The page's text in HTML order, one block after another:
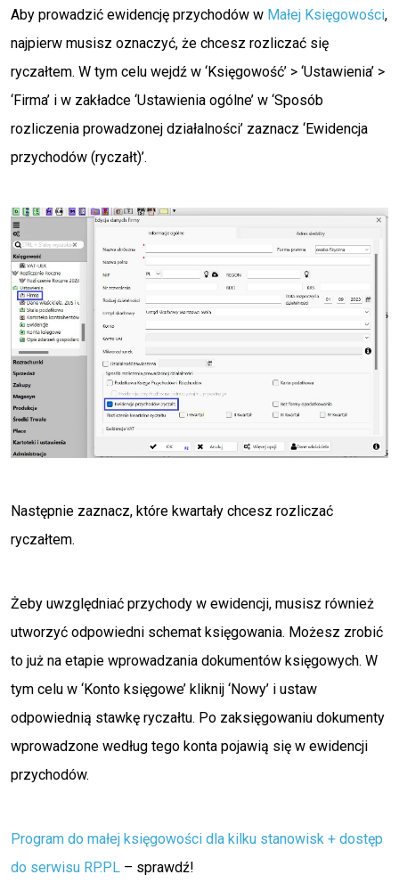
Aby prowadzić ewidencję przychodów w Małej Księgowości,
najpierw musisz oznaczyć, że chcesz rozliczać się
ryczałtem. W tym celu wejdź w ‘Księgowość’ > ‘Ustawienia’ >
‘Firma’ i w zakładce ‘Ustawienia ogólne’ w ‘Sposób
rozliczenia prowadzonej działalności’ zaznacz ‘Ewidencja
przychodów (ryczałt)’.
Następnie zaznacz, które kwartały chcesz rozliczać
ryczałtem.
Żeby uwzględniać przychody w ewidencji, musisz również
utworzyć odpowiedni schemat księgowania. Możesz zrobić
to już na etapie wprowadzania dokumentów księgowych. W
tym celu w ‘Konto księgowe’ kliknij ‘Nowy’ i ustaw
odpowiednią stawkę ryczałtu. Po zaksięgowaniu dokumenty
wprowadzone według tego konta pojawią się w ewidencji
przychodów.
Program do małej księgowości dla kilku stanowisk + dostęp
do serwisu RP.PL – sprawdź!